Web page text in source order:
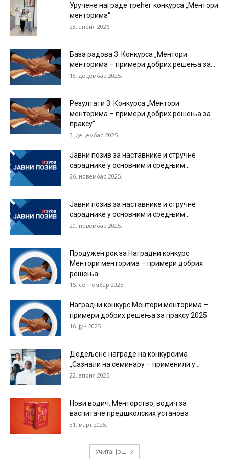
Уручене награде трећег конкурса „Ментори
менторима“
28. април 2026.
База радова 3. Конкурса „Ментори
менторима – примери добрих решења за...
18. децембар 2025.
Резултати 3. Конкурса „Ментори
менторима – примери добрих решења за
праксу“...
3. децембар 2025.
Јавни позив за наставнике и стручне
сараднике у основним и средњим...
26. новембар 2025.
Јавни позив за наставнике и стручне
сараднике у основним и средњим...
20. новембар 2025.
Продужен рок за Наградни конкурс
Ментори менторима – примери добрих
решења...
15. септембар 2025.
Наградни конкурс Ментори менторима –
примери добрих решења за праксу 2025.
16. јун 2025.
Додељене награде на конкурсима
„Сазнали на семинару – применили у...
22. април 2025.
Нови водич: Менторство, водич за
васпитаче предшколских установа
31. март 2025.
Учитај још